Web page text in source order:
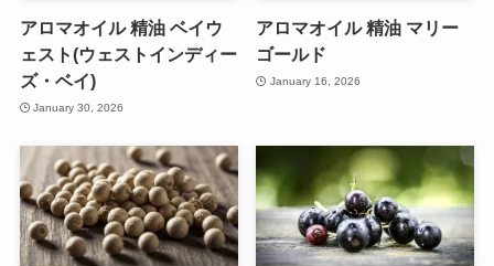
アロマオイル 精油 ベイウ
ェスト(ウェストインディー
ズ・ベイ)
January 30, 2026
アロマオイル 精油 マリー
ゴールド
January 16, 2026